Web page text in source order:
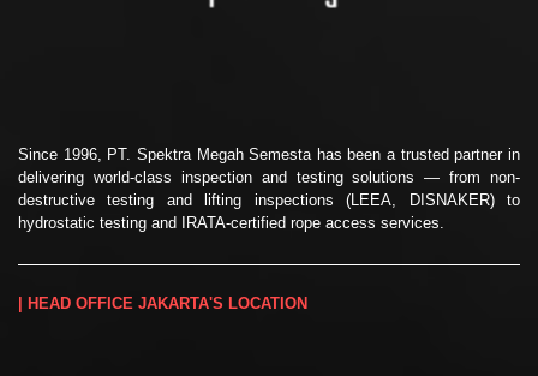
Since 1996, PT. Spektra Megah Semesta has been a trusted partner in
delivering world-class inspection and testing solutions — from non-
destructive testing and lifting inspections (LEEA, DISNAKER) to
hydrostatic testing and IRATA-certified rope access services.
| HEAD OFFICE JAKARTA'S LOCATION